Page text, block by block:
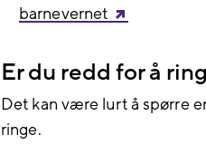
barnevernet
Er du redd for å
Det kan være lurt å spørre
ringe.